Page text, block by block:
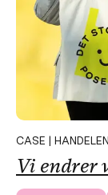
CASE |
Vi endrer